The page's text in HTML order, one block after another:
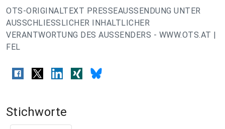
OTS-ORIGINALTEXT PRESSEAUSSENDUNG UNTER
AUSSCHLIESSLICHER INHALTLICHER
VERANTWORTUNG DES AUSSENDERS - WWW.OTS.AT |
FEL
Stichworte